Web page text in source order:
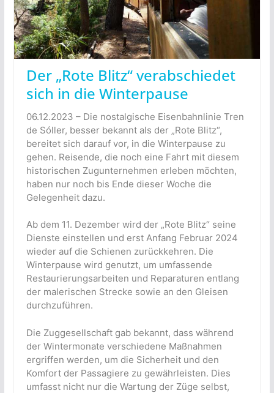
Der „Rote Blitz“ verabschiedet
sich in die Winterpause
06.12.2023 – Die nostalgische Eisenbahnlinie Tren
de Sóller, besser bekannt als der „Rote Blitz“,
bereitet sich darauf vor, in die Winterpause zu
gehen. Reisende, die noch eine Fahrt mit diesem
historischen Zugunternehmen erleben möchten,
haben nur noch bis Ende dieser Woche die
Gelegenheit dazu.
Ab dem 11. Dezember wird der „Rote Blitz“ seine
Dienste einstellen und erst Anfang Februar 2024
wieder auf die Schienen zurückkehren. Die
Winterpause wird genutzt, um umfassende
Restaurierungsarbeiten und Reparaturen entlang
der malerischen Strecke sowie an den Gleisen
durchzuführen.
Die Zuggesellschaft gab bekannt, dass während
der Wintermonate verschiedene Maßnahmen
ergriffen werden, um die Sicherheit und den
Komfort der Passagiere zu gewährleisten. Dies
umfasst nicht nur die Wartung der Züge selbst,